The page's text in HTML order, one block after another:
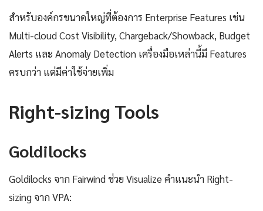
สำหรับองค์กรขนาดใหญ่ที่ต้องการ Enterprise Features เช่น
Multi-cloud Cost Visibility, Chargeback/Showback, Budget
Alerts และ Anomaly Detection เครื่องมือเหล่านี้มี Features
ครบกว่า แต่มีค่าใช้จ่ายเพิ่ม
Right-sizing Tools
Goldilocks
Goldilocks จาก Fairwind ช่วย Visualize คำแนะนำ Right-
sizing จาก VPA: